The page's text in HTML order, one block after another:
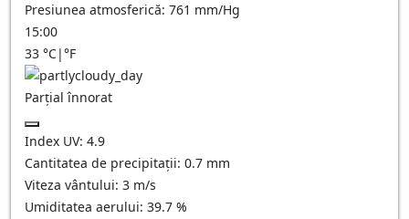
Presiunea atmosferică: 761 mm/Hg
15:00
33 °C|°F
Parțial înnorat
Index UV: 4.9
Cantitatea de precipitații: 0.7 mm
Viteza vântului: 3 m/s
Umiditatea aerului: 39.7 %